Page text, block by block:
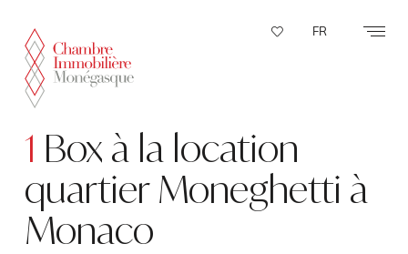
FR
1 Box à la location
quartier Moneghetti à
Monaco